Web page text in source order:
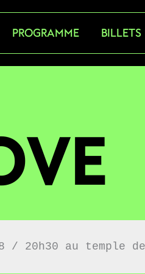
PROGRAMME BILLETS
20h30 au temple de